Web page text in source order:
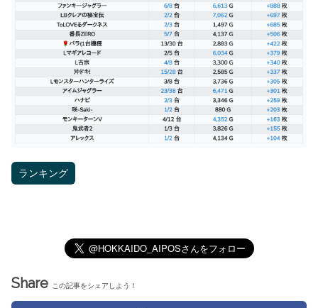
ランキング
Share この記事をシェアしよう！